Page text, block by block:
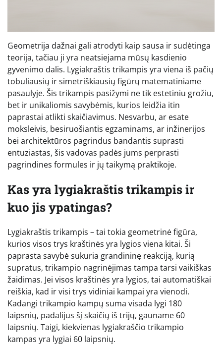
Geometrija dažnai gali atrodyti kaip sausa ir sudėtinga
teorija, tačiau ji yra neatsiejama mūsų kasdienio
gyvenimo dalis. Lygiakraštis trikampis yra viena iš pačių
tobuliausių ir simetriškiausių figūrų matematiniame
pasaulyje. Šis trikampis pasižymi ne tik estetiniu grožiu,
bet ir unikaliomis savybėmis, kurios leidžia itin
paprastai atlikti skaičiavimus. Nesvarbu, ar esate
moksleivis, besiruošiantis egzaminams, ar inžinerijos
bei architektūros pagrindus bandantis suprasti
entuziastas, šis vadovas padės jums perprasti
pagrindines formules ir jų taikymą praktikoje.
Kas yra lygiakraštis trikampis ir
kuo jis ypatingas?
Lygiakraštis trikampis – tai tokia geometrinė figūra,
kurios visos trys kraštinės yra lygios viena kitai. Ši
paprasta savybė sukuria grandininę reakciją, kurią
supratus, trikampio nagrinėjimas tampa tarsi vaikiškas
žaidimas. Jei visos kraštinės yra lygios, tai automatiškai
reiškia, kad ir visi trys vidiniai kampai yra vienodi.
Kadangi trikampio kampų suma visada lygi 180
laipsnių, padalijus šį skaičių iš trijų, gauname 60
laipsnių. Taigi, kiekvienas lygiakraščio trikampio
kampas yra lygiai 60 laipsnių.